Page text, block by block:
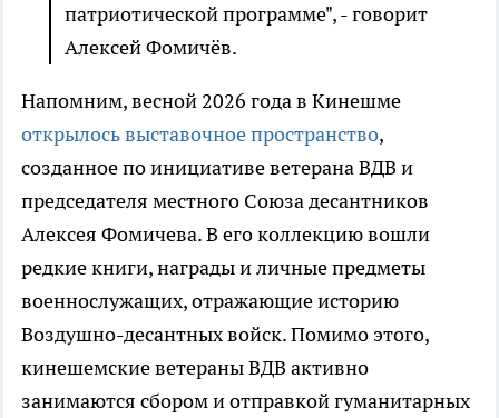
патриотической программе", - говорит
Алексей Фомичёв.
Напомним, весной 2026 года в Кинешме
открылось выставочное пространство,
созданное по инициативе ветерана ВДВ и
председателя местного Союза десантников
Алексея Фомичева. В его коллекцию вошли
редкие книги, награды и личные предметы
военнослужащих, отражающие историю
Воздушно-десантных войск. Помимо этого,
кинешемские ветераны ВДВ активно
занимаются сбором и отправкой гуманитарных